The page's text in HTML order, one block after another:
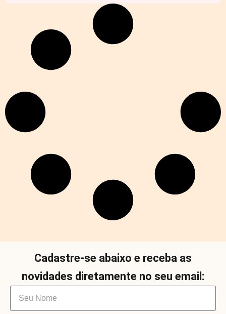
Cadastre-se abaixo e receba as
novidades diretamente no seu email: